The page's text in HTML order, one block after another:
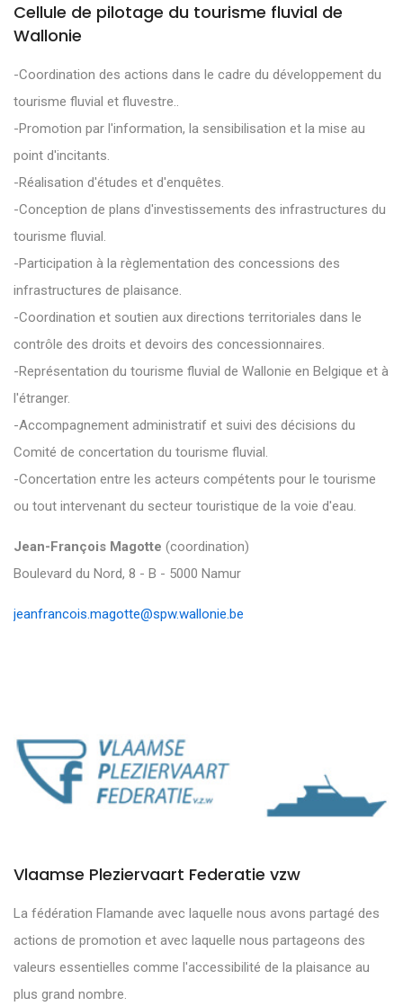
Cellule de pilotage du tourisme fluvial de
Wallonie
-Coordination des actions dans le cadre du développement du
tourisme fluvial et fluvestre..
-Promotion par l'information, la sensibilisation et la mise au
point d'incitants.
-Réalisation d'études et d'enquêtes.
-Conception de plans d'investissements des infrastructures du
tourisme fluvial.
-Participation à la règlementation des concessions des
infrastructures de plaisance.
-Coordination et soutien aux directions territoriales dans le
contrôle des droits et devoirs des concessionnaires.
-Représentation du tourisme fluvial de Wallonie en Belgique et à
l'étranger.
-Accompagnement administratif et suivi des décisions du
Comité de concertation du tourisme fluvial.
-Concertation entre les acteurs compétents pour le tourisme
ou tout intervenant du secteur touristique de la voie d'eau.
Jean-François Magotte (coordination)
Boulevard du Nord, 8 - B - 5000 Namur
jeanfrancois.magotte@spw.wallonie.be
Vlaamse Pleziervaart Federatie vzw
La fédération Flamande avec laquelle nous avons partagé des
actions de promotion et avec laquelle nous partageons des
valeurs essentielles comme l'accessibilité de la plaisance au
plus grand nombre.